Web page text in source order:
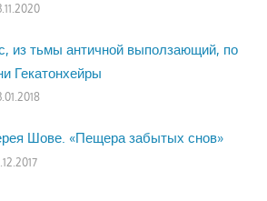
из тьмы античной выползающий, по
Гекатонхейры
Шове. «Пещера забытых снов»